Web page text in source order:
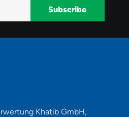
Subscribe
Khatib GmbH,